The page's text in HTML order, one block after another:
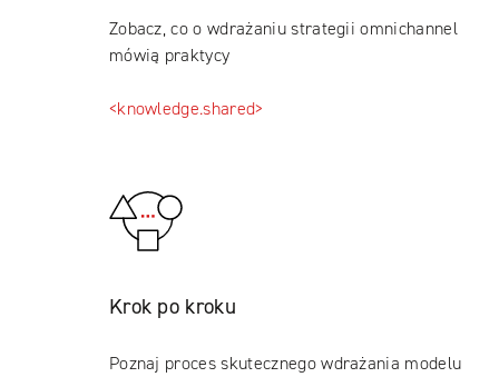
Zobacz, co o wdrażaniu strategii omnichannel
mówią praktycy
<knowledge.shared>
Krok po kroku
Poznaj proces skutecznego wdrażania modelu